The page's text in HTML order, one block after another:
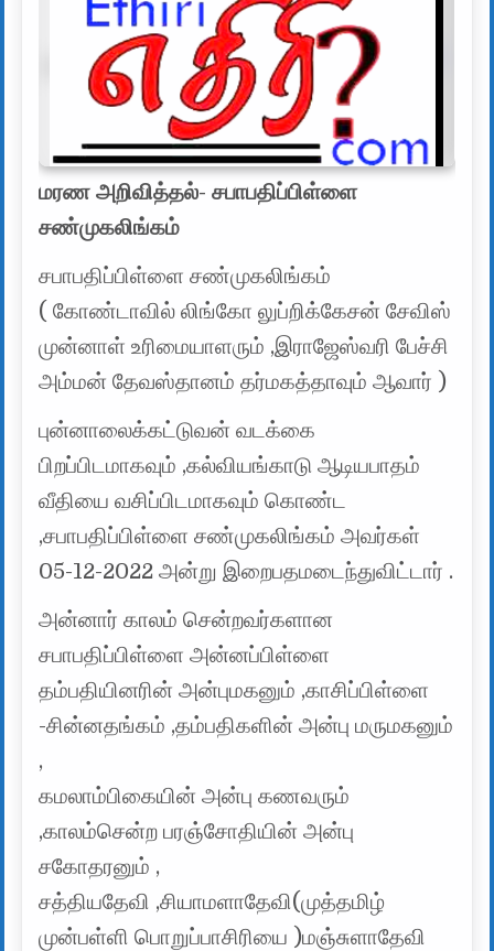
மரண அறிவித்தல்- சபாபதிப்பிள்ளை
சண்முகலிங்கம்
சபாபதிப்பிள்ளை சண்முகலிங்கம்
( கோண்டாவில் லிங்கோ லுப்றிக்கேசன் சேவிஸ்
முன்னாள் உரிமையாளரும் ,இராஜேஸ்வரி பேச்சி
அம்மன் தேவஸ்தானம் தர்மகத்தாவும் ஆவார் )
புன்னாலைக்கட்டுவன் வடக்கை
பிறப்பிடமாகவும் ,கல்வியங்காடு ஆடியபாதம்
வீதியை வசிப்பிடமாகவும் கொண்ட
,சபாபதிப்பிள்ளை சண்முகலிங்கம் அவர்கள்
05-12-2022 அன்று இறைபதமடைந்துவிட்டார் .
அன்னார் காலம் சென்றவர்களான
சபாபதிப்பிள்ளை அன்னப்பிள்ளை
தம்பதியினரின் அன்புமகனும் ,காசிப்பிள்ளை
-சின்னதங்கம் ,தம்பதிகளின் அன்பு மருமகனும்
,
கமலாம்பிகையின் அன்பு கணவரும்
,காலம்சென்ற பரஞ்சோதியின் அன்பு
சகோதரனும் ,
சத்தியதேவி ,சியாமளாதேவி(முத்தமிழ்
முன்பள்ளி பொறுப்பாசிரியை )மஞ்சுளாதேவி